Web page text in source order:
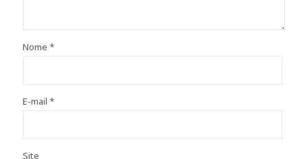
Nome *
E-mail *
Site